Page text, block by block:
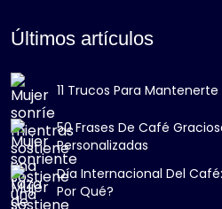
Últimos artículos
11 Trucos Para
50 Frases De Café
Personalizadas
Día Internacional Del
Por Qué?